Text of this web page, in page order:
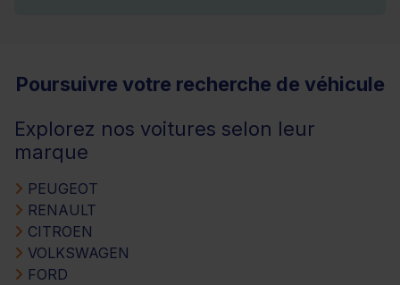
Poursuivre votre recherche de véhicule
Explorez nos voitures selon leur
marque
PEUGEOT
RENAULT
CITROEN
VOLKSWAGEN
FORD